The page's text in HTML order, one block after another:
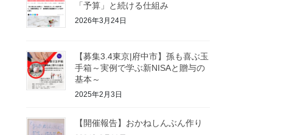
「予算」と続ける仕組み
2026年3月24日
【募集3.4東京|府中市】孫も喜ぶ玉
手箱～実例で学ぶ新NISAと贈与の
基本～
2025年2月3日
【開催報告】おかねしんぶん作り